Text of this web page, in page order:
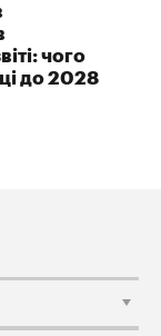
чого
до 2028